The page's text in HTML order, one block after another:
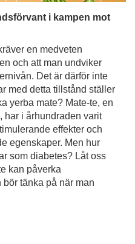
i kampen mot
en medveten
och att man undviker
Det är därför inte
med detta tillstånd ställer
yerba mate? Mate-te, en
har i århundraden varit
effekter och
egenskaper. Men hur
som diabetes? Låt oss
kan påverka
tänka på när man